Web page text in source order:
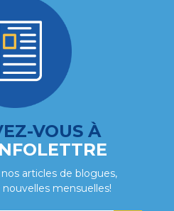
VOUS À
articles de blogues,
mensuelles!